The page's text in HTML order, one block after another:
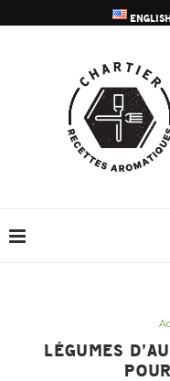
ENGLISH
LÉGUMES